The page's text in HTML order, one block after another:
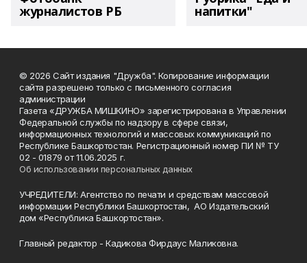
журналистов РБ напитки"
© 2026 Сайт издания "Дружба". Копирование информации
сайта разрешено только с письменного согласия
администрации
Газета «ДРУЖБА МИШКИНО» зарегистрирована в Управлении
Федеральной службы по надзору в сфере связи,
информационных технологий и массовых коммуникаций по
Республике Башкортостан. Регистрационный номер ПИ № ТУ
02 - 01879 от 11.06.2025 г.
Об использовании персональных данных
УЧРЕДИТЕЛИ: Агентство по печати и средствам массовой
информации Республики Башкортостан, АО Издательский
дом «Республика Башкортостан».
Главный редактор - Кадикова Фирдаус Маликовна.